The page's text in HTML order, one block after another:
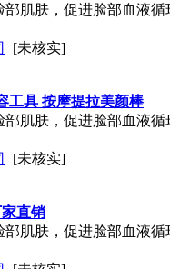
肌肤，促进脸部血液
[未核实]
工具 按摩提拉美颜棒
肌肤，促进脸部血液
[未核实]
直销
肌肤，促进脸部血液